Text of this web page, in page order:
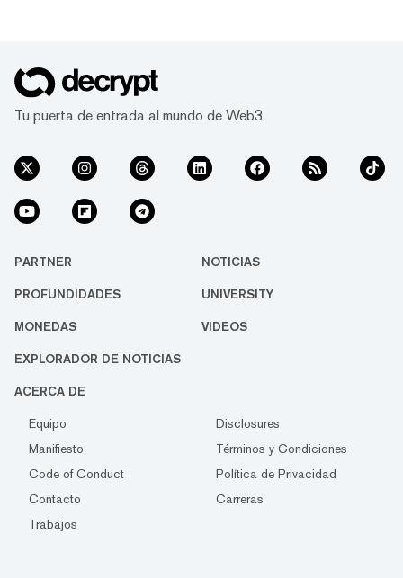
Tu puerta de entrada al mundo de Web3
PARTNER NOTICIAS
PROFUNDIDADES UNIVERSITY
MONEDAS VIDEOS
EXPLORADOR DE NOTICIAS
ACERCA DE
Equipo
Disclosures
Manifiesto
Términos y Condiciones
Code of Conduct
Política de Privacidad
Contacto
Carreras
Trabajos